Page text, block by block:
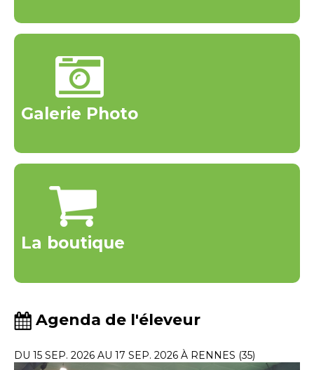
Galerie Photo
La boutique
Agenda de l'éleveur
DU 15 SEP. 2026 AU 17 SEP. 2026 À RENNES (35)